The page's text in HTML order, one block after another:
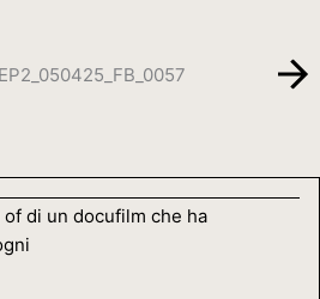
of di un docufilm che ha